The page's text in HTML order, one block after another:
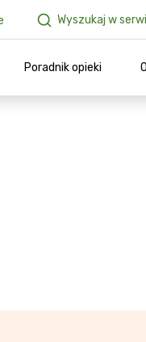
Wyszukaj w
Poradnik opieki